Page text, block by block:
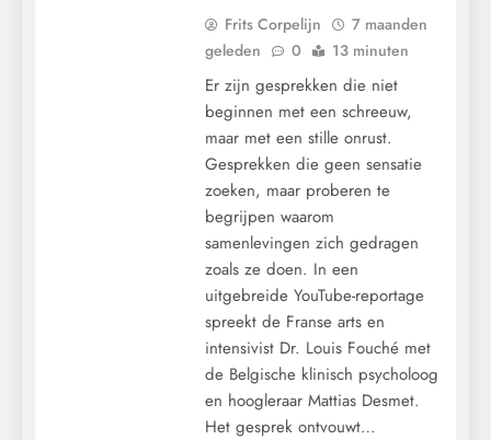
Frits Corpelijn
7 maanden
geleden
0 13 minuten
Er zijn gesprekken die niet
beginnen met een schreeuw,
maar met een stille onrust.
Gesprekken die geen sensatie
zoeken, maar proberen te
begrijpen waarom
samenlevingen zich gedragen
zoals ze doen. In een
uitgebreide YouTube-reportage
spreekt de Franse arts en
intensivist Dr. Louis Fouché met
de Belgische klinisch psycholoog
en hoogleraar Mattias Desmet.
Het gesprek ontvouwt…